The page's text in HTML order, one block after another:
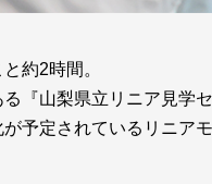
約2時間。
『山梨県立リニア見学
予定されているリニア